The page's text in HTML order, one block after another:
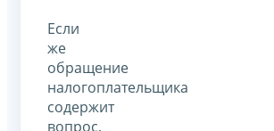
Если
же
обращение
налогоплательщика
содержит
вопрос,